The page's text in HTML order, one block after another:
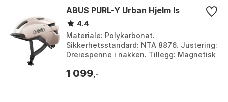
ABUS PURL-Y Urban Hjelm Is
4.4
Materiale: Polykarbonat.
Sikkerhetsstandard: NTA 8876. Justering:
Dreiespenne i nakken. Tillegg: Magnetisk
Hvit, Kobber...
1 099 ,-